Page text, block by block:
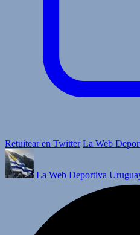
Retuitear en Twitter La Web
La Web Deportiva